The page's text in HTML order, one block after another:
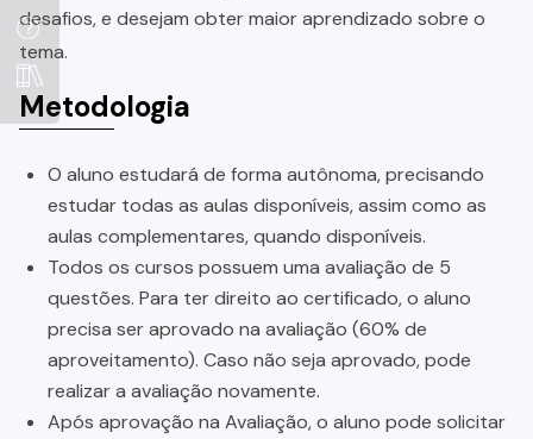
desafios, e desejam obter maior aprendizado sobre o
tema.
Metodologia
O aluno estudará de forma autônoma, precisando
estudar todas as aulas disponíveis, assim como as
aulas complementares, quando disponíveis.
Todos os cursos possuem uma avaliação de 5
questões. Para ter direito ao certificado, o aluno
precisa ser aprovado na avaliação (60% de
aproveitamento). Caso não seja aprovado, pode
realizar a avaliação novamente.
Após aprovação na Avaliação, o aluno pode solicitar